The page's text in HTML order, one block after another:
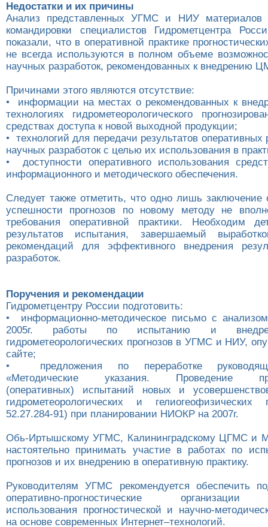
Недостатки и их причины
Анализ представленных УГМС и НИУ материалов
командировки специалистов Гидрометцентра
показали, что в оперативной практике
не всегда используются в полном объеме
научных разработок, рекомендованных к внедрению
Причинами этого являются отсутствие:
• информации на местах о рекомендованных к
технологиях гидрометеорологического
средствах доступа к новой выходной продукции;
• технологий для передачи результатов оперативных
научных разработок с целью их использования в
• доступности оперативного использования
информационного и методического обеспечения.
Следует также отметить, что одно лишь заключение
успешности прогнозов по новому методу не
требования оперативной практики. Необходим
результатов испытания, завершаемый
рекомендаций для эффективного внедрения
разработок.
Поручения и рекомендации
Гидрометцентру России подготовить:
• информационно-методическое письмо с
2005г. работы по испытанию и
гидрометеорологических прогнозов в УГМС и НИУ,
сайте;
• предложения по переработке
«Методические указания. Проведение
(оперативных) испытаний новых и
гидрометеорологических и гелиогеофизических
52.27.284-91) при планировании НИОКР на 2007г.
Обь-Иртышскому УГМС, Калининградскому ЦГМС и
настоятельно принимать участие в работах по
прогнозов и их внедрению в оперативную практику.
Руководителям УГМС рекомендуется обеспечить
оперативно-прогностические организации
использования прогностической и научно-
на основе современных Интернет–технологий.